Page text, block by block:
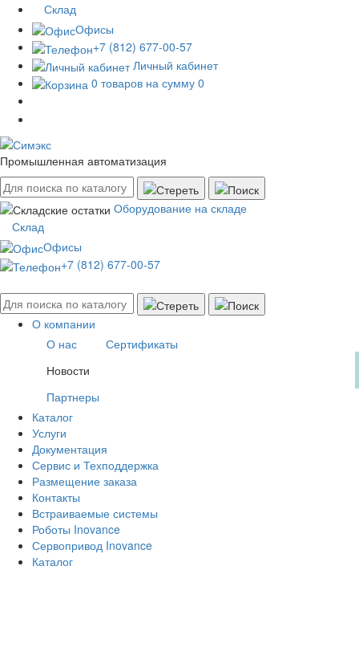
Склад
Офисы
+7 (812) 677-00-57
Личный кабинет
0 товаров на сумму 0
Промышленная автоматизация
Оборудование на складе
Склад
Офисы
+7 (812) 677-00-57
О компании
О нас
Сертификаты
Новости
Партнеры
Каталог
Услуги
Документация
Сервис и Техподдержка
Размещение заказа
Контакты
Встраиваемые системы
Роботы Inovance
Сервопривод Inovance
Каталог